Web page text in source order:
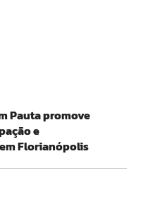
Pauta promove
e
Florianópolis